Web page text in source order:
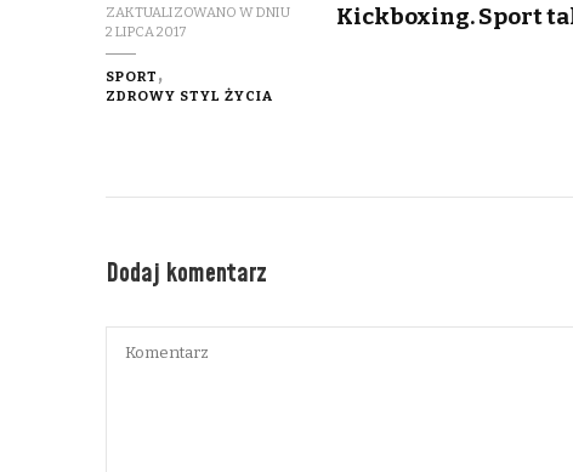
ZAKTUALIZOWANO W DNIU
2 LIPCA 2017
SPORT
ZDROWY STYL ŻYCIA
Kickboxing. Sport
Dodaj komentarz